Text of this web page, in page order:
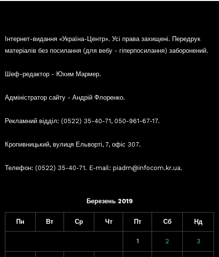
Інтернет-видання «Україна-Центр». Усі права захищені. Передрук
матеріалів без посилання (для вебу - гіперпосилання) заборонений.
Шеф-редактор - Юхим Мармер.
Адміністратор сайту - Андрій Флоренко.
Рекламний відділ: (0522) 35-40-71, 050-961-67-17.
Кропивницький, вулиця Ельворті, 7, офіс 307.
Телефон: (0522) 35-40-71. E-mail: piadm@infocom.kr.ua.
Березень 2019
Пн Вт Ср Чт Пт Сб Нд
1 2 3